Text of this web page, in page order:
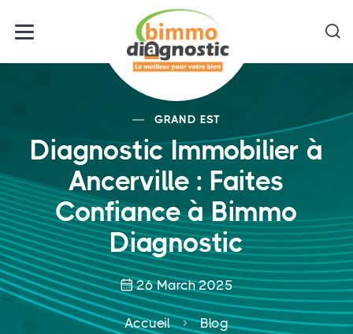
GRAND EST
Diagnostic Immobilier à
Ancerville : Faites
Confiance à Bimmo
Diagnostic
26 March 2025
Accueil Blog